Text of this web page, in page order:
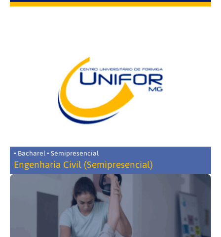
• Bacharel • Semipresencial
Engenharia Civil (Semipresencial)